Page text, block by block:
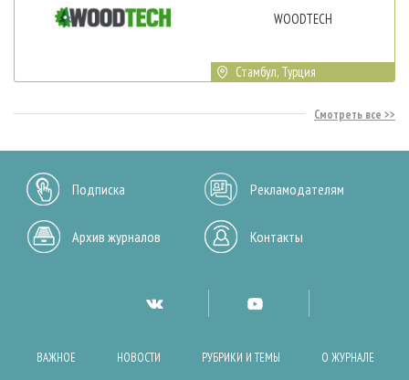
WOODTECH
Стамбул, Турция
Смотреть все
Подписка Рекламодателям
Архив журналов Контакты
ВАЖНОЕ НОВОСТИ РУБРИКИ И ТЕМЫ О ЖУРНАЛЕ